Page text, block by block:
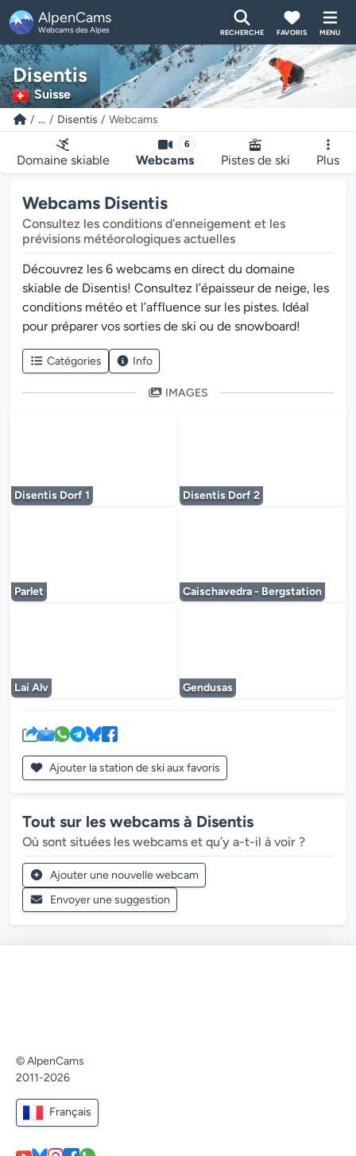
AlpenCams
Webcams des Alpes RECHERCHE FAVORIS MENU
Disentis
Suisse
... Disentis Webcams
Domaine skiable
6
Webcams Pistes de ski Plus
Webcams Disentis
Consultez les conditions d'enneigement et les
prévisions météorologiques actuelles
Découvrez les 6 webcams en direct du domaine
skiable de Disentis! Consultez l’épaisseur de neige, les
conditions météo et l’affluence sur les pistes. Idéal
pour préparer vos sorties de ski ou de snowboard!
Catégories Info
IMAGES
Disentis Dorf 1 Disentis Dorf 2
Parlet Caischavedra - Bergstation
Lai Alv Gendusas
Ajouter la station de ski aux favoris
Tout sur les webcams à Disentis
Où sont situées les webcams et qu’y a-t-il à voir ?
Ajouter une nouvelle webcam
Envoyer une suggestion
© AlpenCams
2011-2026
Français